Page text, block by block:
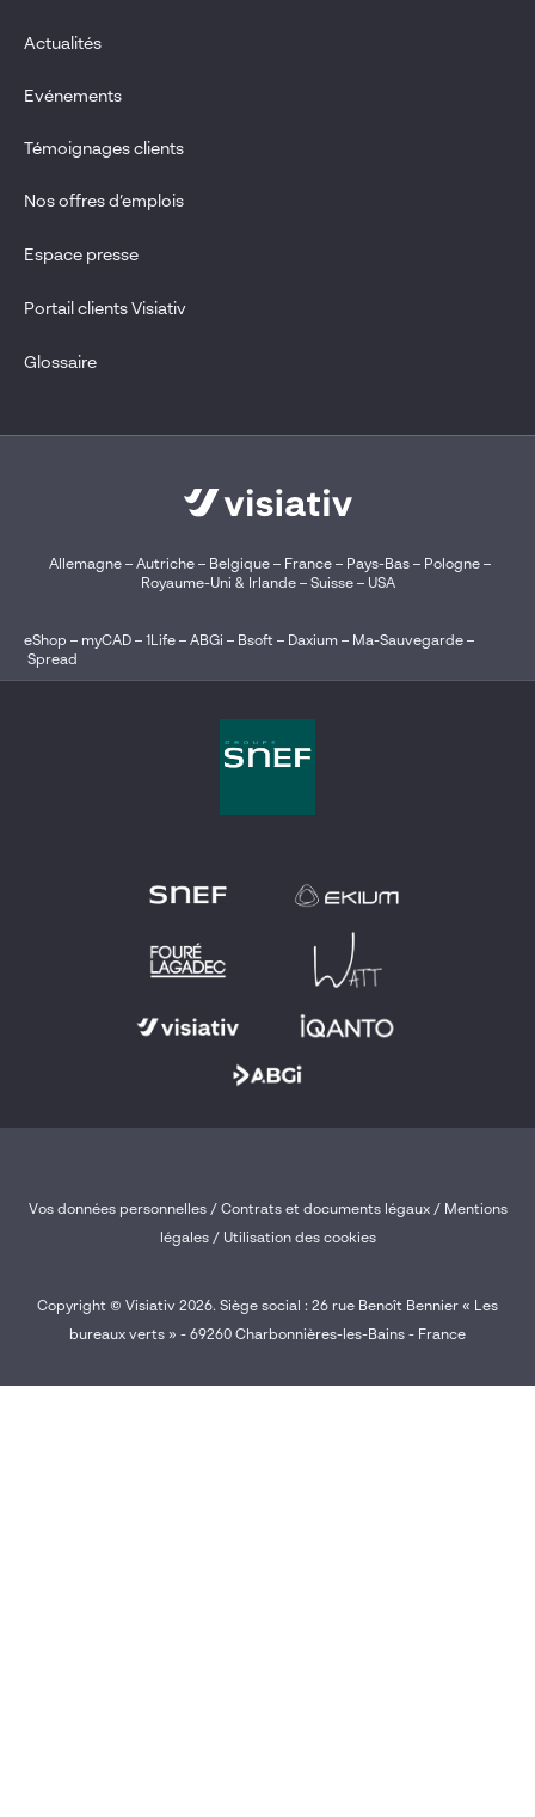
Actualités
Evénements
Témoignages clients
Nos offres d’emplois
Espace presse
Portail clients Visiativ
Glossaire
Allemagne– Autriche– Belgique – France– Pays-Bas– Pologne–
Royaume-Uni & Irlande– Suisse– USA
eShop – myCAD – 1Life – ABGi – Bsoft – Daxium – Ma-Sauvegarde –
Spread
Copyright © Visiativ 2026. Siège social : 26 rue Benoît Bennier « Les
bureaux verts » - 69260 Charbonnières-les-Bains - France
Vos données personnelles/ Contrats et documents légaux/ Mentions
légales / Utilisation des cookies